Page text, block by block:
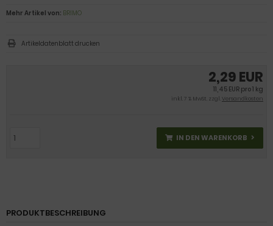
2,29 EUR
11,45 EUR pro 1 kg
inkl. 7 % MwSt. zzgl.Versandkosten
IN DEN WARENKORB
Mehr Artikel von: BRIMO
Artikeldatenblatt drucken
PRODUKTBESCHREIBUNG